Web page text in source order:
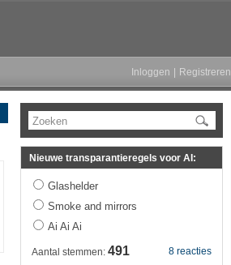
Inloggen Registreren
Zoeken
Nieuwe transparantieregels voor AI:
Glashelder
Smoke and mirrors
Ai Ai Ai
8 reacties
Aantal stemmen: 491